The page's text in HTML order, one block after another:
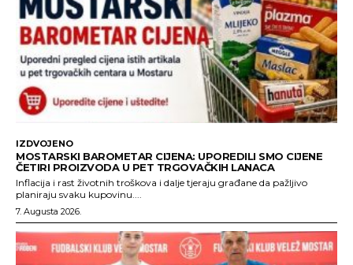
IZDVOJENO
MOSTARSKI BAROMETAR CIJENA: UPOREDILI SMO CIJENE
ČETIRI PROIZVODA U PET TRGOVAČKIH LANACA
Inflacija i rast životnih troškova i dalje tjeraju građane da pažljivo
planiraju svaku kupovinu....
7. Augusta 2026.